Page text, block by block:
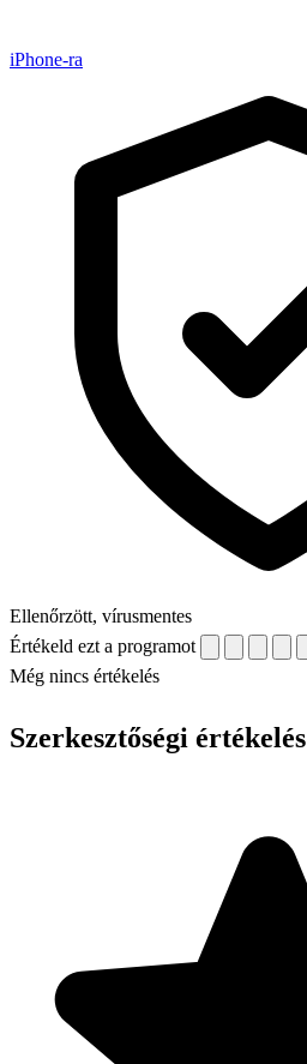
iPhone-ra
Ellenőrzött, vírusmentes
Értékeld ezt a programot
Még nincs értékelés
Szerkesztőségi értékelés